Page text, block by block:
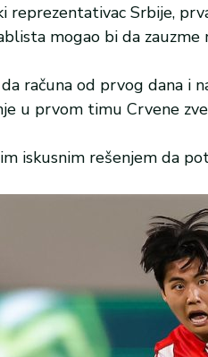
reprezentativac Srbije,
mogao bi da
računa od prvog dana i
u prvom timu Crvene
iskusnim rešenjem da